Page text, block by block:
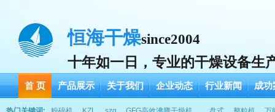
恒海干燥since2004
十年如一日，专业的干燥设备生
首 页 产品展示 关于我们 企业动态 行业新闻 成功